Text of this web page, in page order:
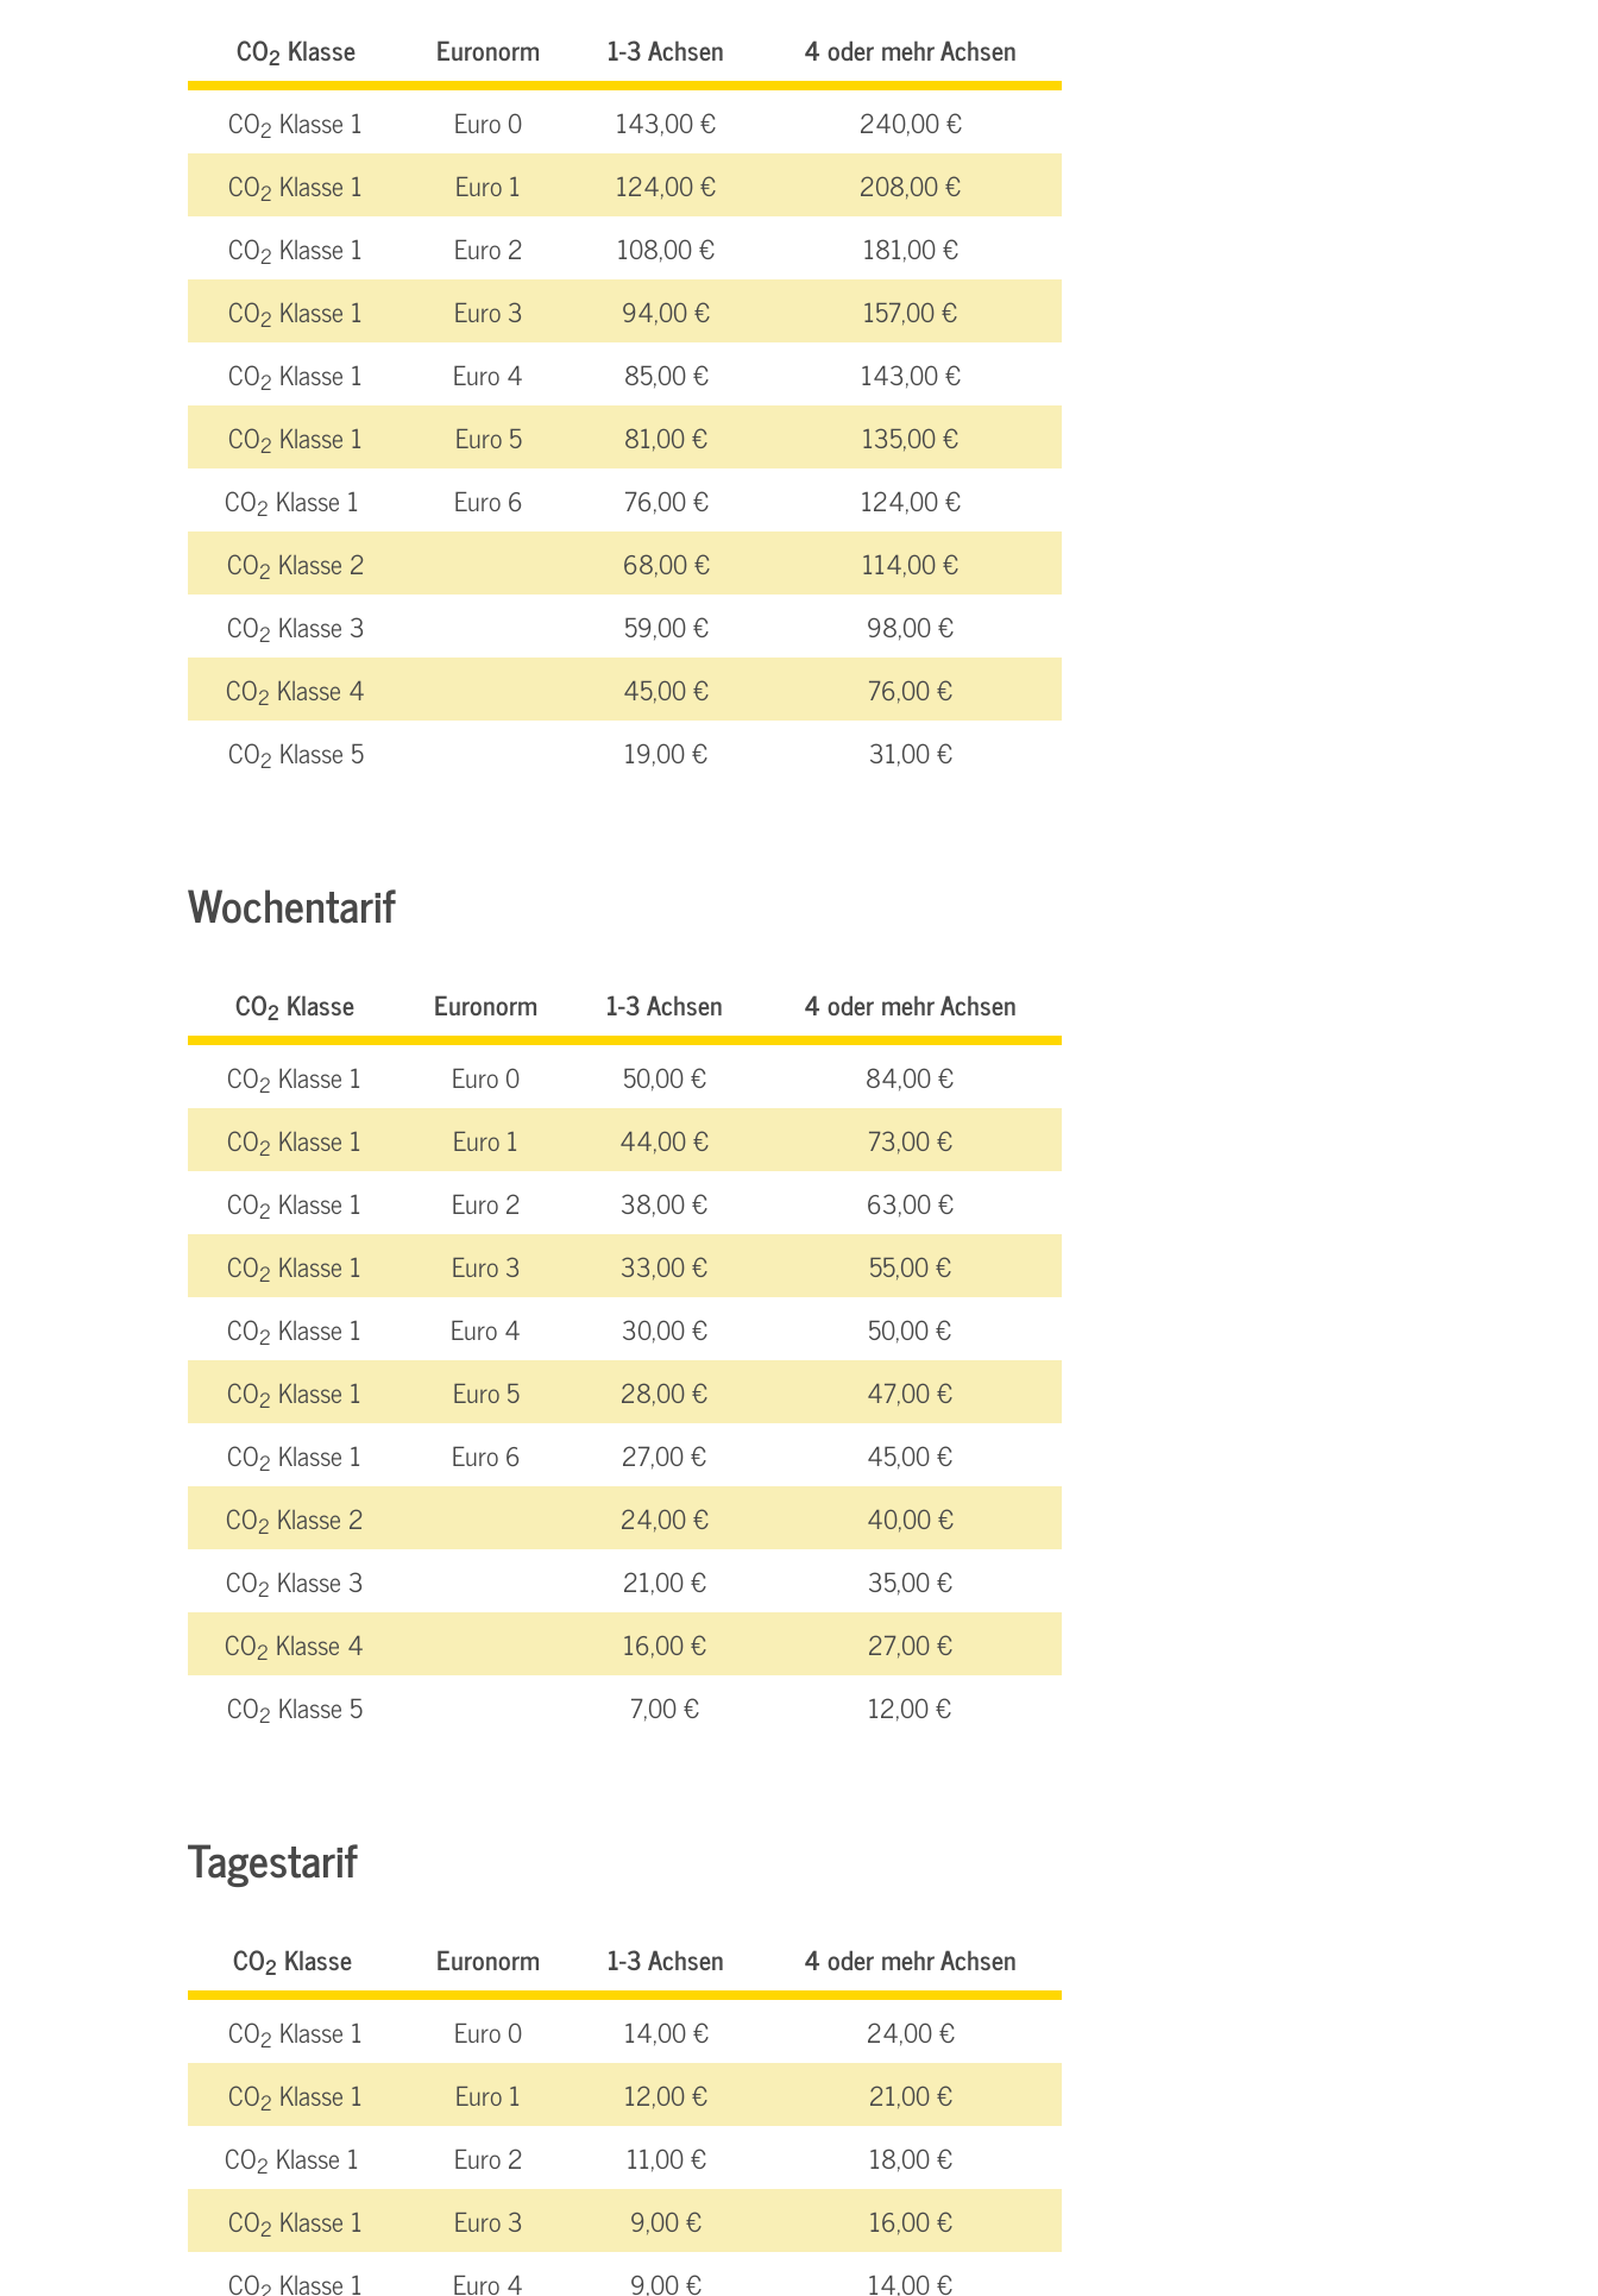
CO2 Klasse Euronorm 1-3 Achsen
4 oder mehr Achsen
CO2 Klasse 1 Euro 0 143,00 €
240,00 €
CO2 Klasse 1 Euro 1 124,00 €
208,00 €
CO2 Klasse 1 Euro 2 108,00 €
181,00 €
CO2 Klasse 1 Euro 3 94,00 €
157,00 €
CO2 Klasse 1 Euro 4 85,00 €
143,00 €
CO2 Klasse 1 Euro 5 81,00 €
135,00 €
CO2 Klasse 1 Euro 6 76,00 €
124,00 €
CO2 Klasse 2 68,00 €
114,00 €
CO2 Klasse 3 59,00 €
98,00 €
CO2 Klasse 4 45,00 €
76,00 €
CO2 Klasse 5 19,00 € 31,00 €
Wochentarif
CO2 Klasse Euronorm 1-3 Achsen
4 oder mehr Achsen
CO2 Klasse 1 Euro 0 50,00 €
84,00 €
CO2 Klasse 1 Euro 1 44,00 €
73,00 €
CO2 Klasse 1 Euro 2 38,00 €
63,00 €
CO2 Klasse 1 Euro 3 33,00 €
55,00 €
CO2 Klasse 1 Euro 4 30,00 €
50,00 €
CO2 Klasse 1 Euro 5 28,00 €
47,00 €
CO2 Klasse 1 Euro 6 27,00 €
45,00 €
CO2 Klasse 2 24,00 €
40,00 €
CO2 Klasse 3 21,00 €
35,00 €
CO2 Klasse 4 16,00 €
27,00 €
CO2 Klasse 5 7,00 € 12,00 €
Tagestarif
CO2 Klasse Euronorm 1-3 Achsen
4 oder mehr Achsen
CO2 Klasse 1 Euro 0 14,00 €
24,00 €
CO2 Klasse 1 Euro 1 12,00 €
21,00 €
CO2 Klasse 1 Euro 2 11,00 €
18,00 €
CO2 Klasse 1 Euro 3 9,00 €
16,00 €
CO Klasse 1 Euro 4 9,00 € 14,00 €